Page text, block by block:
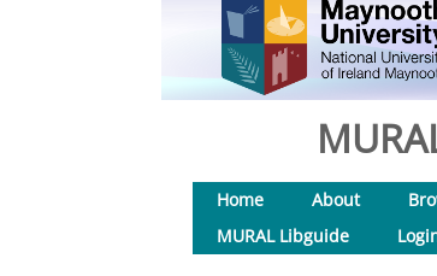
Home About
MURAL Libguide